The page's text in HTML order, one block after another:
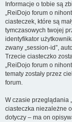
Informacje o tobie są
„ReiDojo forum o
ciasteczek, które są
tymczasowych twojej
identyfikator
zwany „session-id”,
Trzecie ciasteczko
„ReiDojo forum o
tematy zostały przez
forum.
W czasie przeglądania
ciasteczka niezależne
dotyczy – ma on